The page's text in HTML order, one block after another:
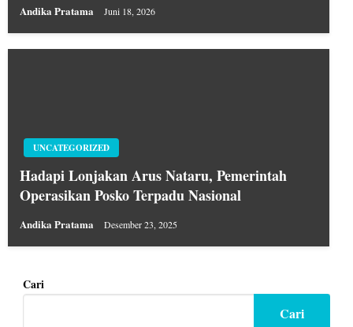
Andika Pratama Juni 18, 2026
UNCATEGORIZED
Hadapi Lonjakan Arus Nataru, Pemerintah
Operasikan Posko Terpadu Nasional
Andika Pratama Desember 23, 2025
Cari
Cari